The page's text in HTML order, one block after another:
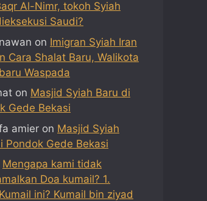
Al-Nimr, tokoh Syiah
Saudi?
on Imigran Syiah Iran
Cara Shalat Baru, Walikota
Waspada
on Masjid Syiah Baru di
Gede Bekasi
amier on Masjid Syiah
Pondok Gede Bekasi
Mengapa kami tidak
Doa kumail? 1.
ini? Kumail bin ziyad